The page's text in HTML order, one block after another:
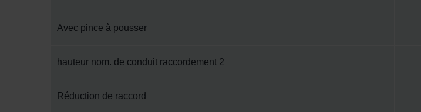
Avec pince à pousser
hauteur nom. de conduit raccordement 2
Réduction de raccord